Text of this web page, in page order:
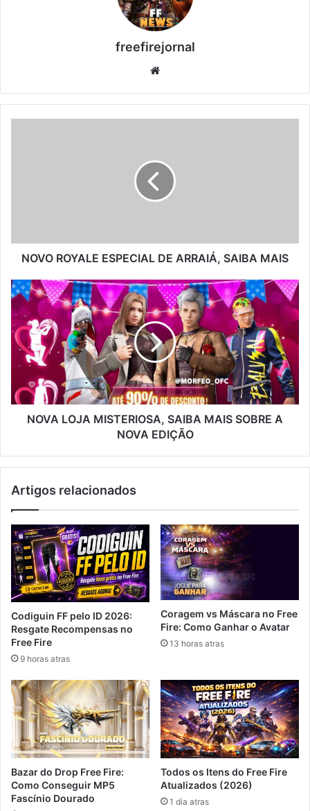
freefirejornal
NOVO ROYALE ESPECIAL DE ARRAIÁ, SAIBA MAIS
NOVA
LOJA
MISTERIOSA,
SAIBA
MAIS
SOBRE
NOVA
EDIÇÃO
NOVA LOJA MISTERIOSA, SAIBA MAIS SOBRE A
NOVA EDIÇÃO
Artigos relacionados
Codiguin FF pelo ID 2026:
Resgate Recompensas no
Free Fire
9 horas atras
Coragem vs Máscara no Free
Fire: Como Ganhar o Avatar
13 horas atras
Bazar do Drop Free Fire:
Como Conseguir MP5
Fascínio Dourado
Todos os Itens do Free Fire
Atualizados (2026)
1 dia atras